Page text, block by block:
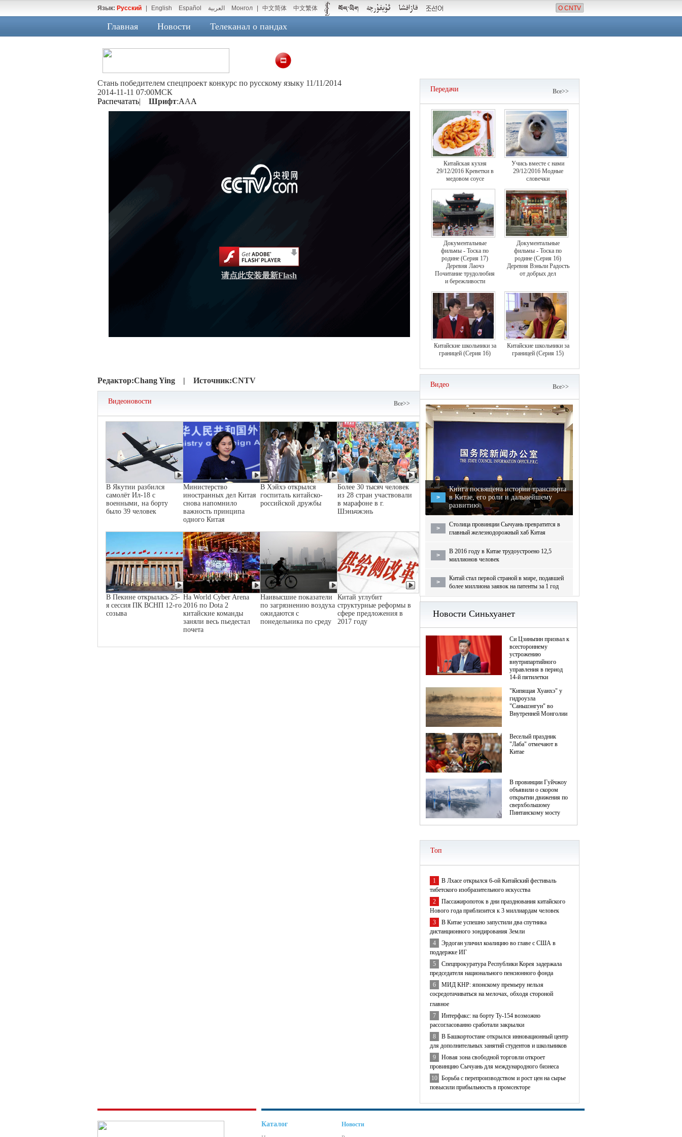
Язык: Русский English Español العربية Монгол 中文简体 中文繁体 О CNTV
Главная Новости Телеканал о пандах
Стань победителем спецпроект конкурс по русскому языку 11/11/2014
2014-11-11 07:00МСК
Распечатать| Шрифт:AAA
请点此安装最新Flash
Редактор:Chang Ying | Источник:CNTV
Видеоновости Bce>>
В Якутии разбился
самолёт Ил-18 с
военными, на борту
было 39 человек
Министерство
иностранных дел Китая
снова напомнило
важность принципа
одного Китая
В Хэйхэ открылся
госпиталь китайско-
российской дружбы
Более 30 тысяч человек
из 28 стран участвовали
в марафоне в г.
Шэньчжэнь
В Пекине открылась 25-
я сессия ПК ВСНП 12-го
созыва
На World Cyber Arena
2016 по Dota 2
китайские команды
заняли весь пьедестал
почета
Наивысшие показатели
по загрязнению воздуха
ожидаются с
понедельника по среду
Китай углубит
структурные реформы в
сфере предложения в
2017 году
Передачи Все>>
Китайская кухня
29/12/2016 Креветки в
медовом соусе
Учись вместе с нами
29/12/2016 Модные
словечки
Документальные
фильмы - Тоска по
родине (Серия 17)
Деревня Лаочэ
Почитание трудолюбия
и бережливости
Документальные
фильмы - Тоска по
родине (Серия 16)
Деревня Вэньли Радость
от добрых дел
Китайские школьники за
границей (Серия 16)
Китайские школьники за
границей (Серия 15)
Видео Bce>>
>
Книга посвящена истории транспорта
в Китае, его роли и дальнейшему
развитию
>
Столица провинции Сычуань превратится в
главный железнодорожный хаб Китая
>
В 2016 году в Китае трудоустроено 12,5
миллионов человек
>
Китай стал первой страной в мире, подавшей
более миллиона заявок на патенты за 1 год
Топ
1 В Лхасе открылся 6-ой Китайский фестиваль
тибетского изобразительного искусства
2 Пассажиропоток в дни празднования китайского
Нового года приблизится к 3 миллиардам человек
3 В Китае успешно запустили два спутника
дистанционного зондирования Земли
4 Эрдоган уличил коалицию во главе с США в
поддержке ИГ
5 Спецпрокуратура Республики Корея задержала
председателя национального пенсионного фонда
6 МИД КНР: японскому премьеру нельзя
сосредотачиваться на мелочах, обходя стороной
главное
7 Интерфакс: на борту Ту-154 возможно
рассогласованно сработали закрылки
8 В Башкортостане открылся инновационный центр
для дополнительных занятий студентов и школьников
9 Новая зона свободной торговли откроет
провинцию Сычуань для международного бизнеса
10 Борьба с перепроизводством и рост цен на сырье
повысили прибыльность в промсекторе
Каталог
Новости